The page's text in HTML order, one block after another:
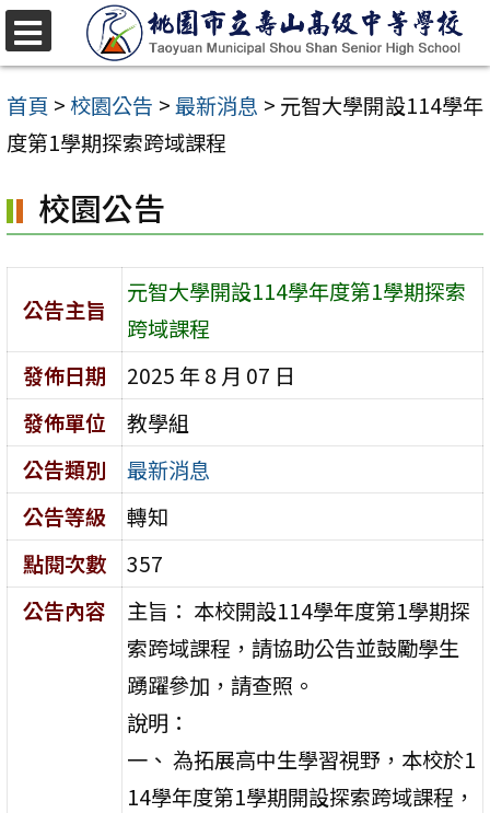
跳
至
主
要
容
區
首頁 >校園公告 >最新消息 > 元智大學開設114學年
度第1學期探索跨域課程
校園公告
公告主旨
元智大學開設114學年度第1學期探索
跨域課程
發佈日期
2025 年 8 月 07 日
發佈單位
教學組
公告類別
最新消息
公告等級
轉知
點閱次數
357
公告內容
主旨： 本校開設114學年度第1學期探
索跨域課程，請協助公告並鼓勵學生
踴躍參加，請查照。
說明：
一、 為拓展高中生學習視野，本校於1
14學年度第1學期開設探索跨域課程，
選
單